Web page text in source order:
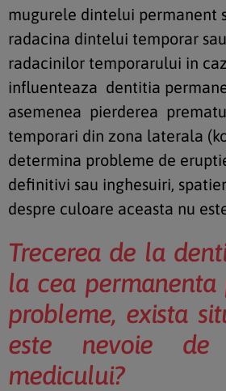
mugurele dintelui permanent
radacina dintelui temporar
radacinilor temporarului in
influenteaza dentitia
asemenea pierderea
temporari din zona laterala
determina probleme de
definitivi sau inghesuiri,
despre culoare aceasta nu
Trecerea de la
la cea permanenta
probleme, exista
este nevoie de
medicului?